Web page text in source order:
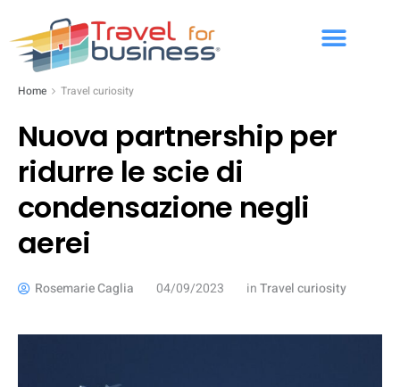
Home Travel curiosity
Nuova partnership per
ridurre le scie di
condensazione negli
aerei
Rosemarie Caglia 04/09/2023 inTravel curiosity